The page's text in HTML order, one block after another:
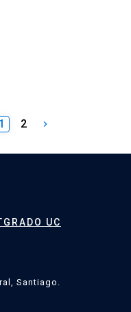
1 2 keyboard_arrow_right
UC
Santiago.